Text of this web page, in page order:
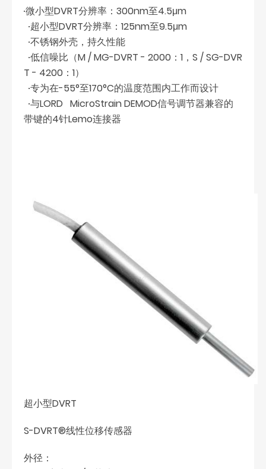
∙微小型DVRT分辨率：300nm至4.5μm
∙超小型DVRT分辨率：125nm至9.5μm
∙不锈钢外壳，持久性能
∙低信噪比（M / MG-DVRT - 2000：1，S / SG-DVR
T - 4200：1）
∙专为在-55°至170°C的温度范围内工作而设计
∙与LORD MicroStrain DEMOD信号调节器兼容的
带键的4针Lemo连接器
超小型DVRT
S-DVRT®线性位移传感器
外径：